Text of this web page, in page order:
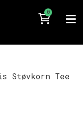
0
Støvkorn Tee